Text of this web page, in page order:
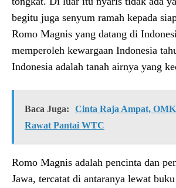
begitu juga senyum ramah kepada
Romo Magnis yang datang di
memperoleh kewargaan Indonesia
Indonesia adalah tanah airnya yang
Baca Juga:
Cinta Raja Ampat,
Rawat Pantai WTC
Romo Magnis adalah pencinta dan
Jawa, tercatat di antaranya lewat buku